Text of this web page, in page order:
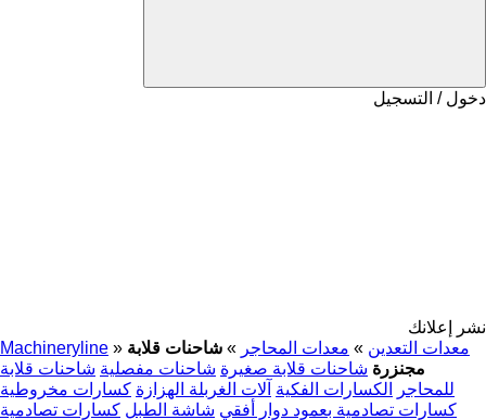
دخول / التسجيل
نشر إعلانك
Machineryline » معدات التعدين » معدات المحاجر » شاحنات قلابة
مجنزرة شاحنات قلابة صغيرة شاحنات مفصلية شاحنات قلابة
للمحاجر
الكسارات الفكية آلات الغربلة الهزازة كسارات مخروطية
كسارات تصادمية بعمود دوار أفقي شاشة الطبل كسارات تصادمية